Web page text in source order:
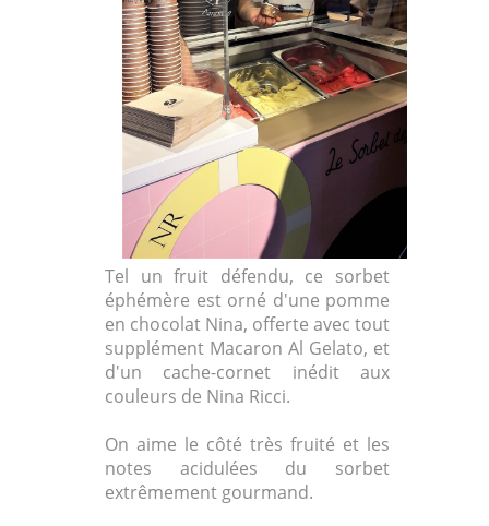
Tel un fruit défendu, ce sorbet
éphémère est orné d'une pomme
en chocolat Nina, offerte avec tout
supplément Macaron Al Gelato, et
d'un cache-cornet inédit aux
couleurs de Nina Ricci.
On aime le côté très fruité et les
notes acidulées du sorbet
extrêmement gourmand.